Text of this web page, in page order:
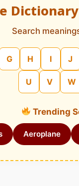
Search
G H I J
U V W
Trending
Aeroplane